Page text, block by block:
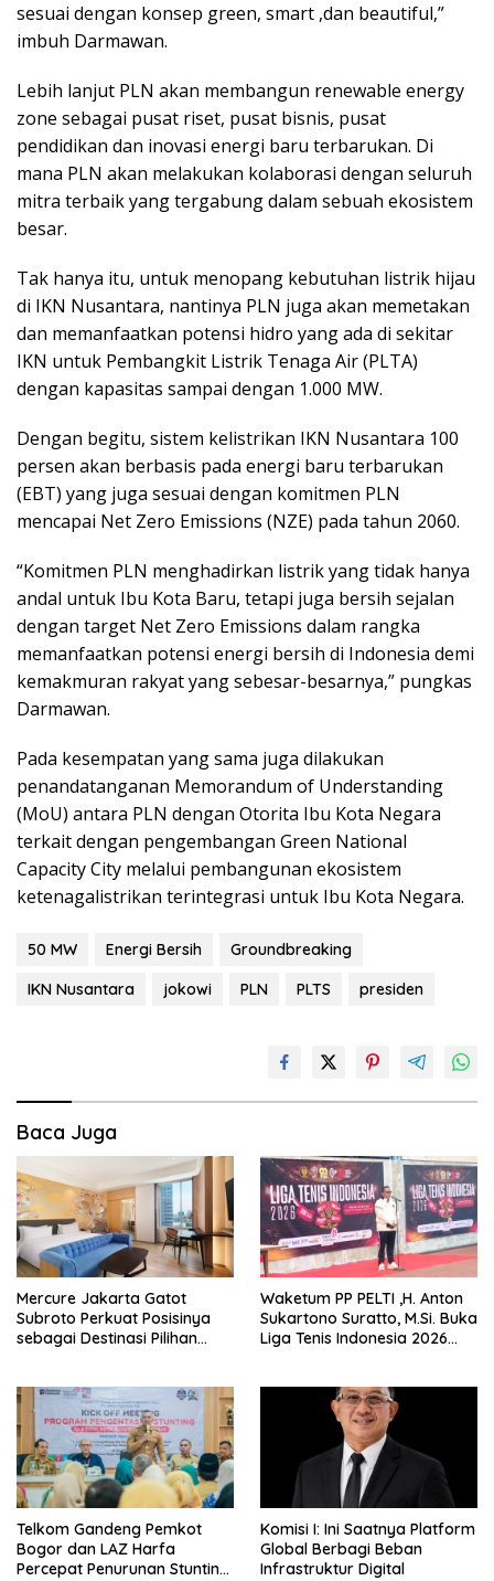
sesuai dengan konsep green, smart ,dan beautiful,”
imbuh Darmawan.
Lebih lanjut PLN akan membangun renewable energy
zone sebagai pusat riset, pusat bisnis, pusat
pendidikan dan inovasi energi baru terbarukan. Di
mana PLN akan melakukan kolaborasi dengan seluruh
mitra terbaik yang tergabung dalam sebuah ekosistem
besar.
Tak hanya itu, untuk menopang kebutuhan listrik hijau
di IKN Nusantara, nantinya PLN juga akan memetakan
dan memanfaatkan potensi hidro yang ada di sekitar
IKN untuk Pembangkit Listrik Tenaga Air (PLTA)
dengan kapasitas sampai dengan 1.000 MW.
Dengan begitu, sistem kelistrikan IKN Nusantara 100
persen akan berbasis pada energi baru terbarukan
(EBT) yang juga sesuai dengan komitmen PLN
mencapai Net Zero Emissions (NZE) pada tahun 2060.
“Komitmen PLN menghadirkan listrik yang tidak hanya
andal untuk Ibu Kota Baru, tetapi juga bersih sejalan
dengan target Net Zero Emissions dalam rangka
memanfaatkan potensi energi bersih di Indonesia demi
kemakmuran rakyat yang sebesar-besarnya,” pungkas
Darmawan.
Pada kesempatan yang sama juga dilakukan
penandatanganan Memorandum of Understanding
(MoU) antara PLN dengan Otorita Ibu Kota Negara
terkait dengan pengembangan Green National
Capacity City melalui pembangunan ekosistem
ketenagalistrikan terintegrasi untuk Ibu Kota Negara.
50 MW Energi Bersih
Groundbreaking
IKN Nusantara
jokowi PLN PLTS presiden
Baca Juga
Mercure Jakarta Gatot
Subroto Perkuat Posisinya
sebagai Destinasi Pilihan
Jakarta Selatan
Waketum PP PELTI ,H. Anton
Sukartono Suratto, M.Si. Buka
Liga Tenis Indonesia 2026
Telkom Gandeng Pemkot
Bogor dan LAZ Harfa
Percepat Penurunan Stunting
Komisi I: Ini Saatnya Platform
Global Berbagi Beban
Infrastruktur Digital